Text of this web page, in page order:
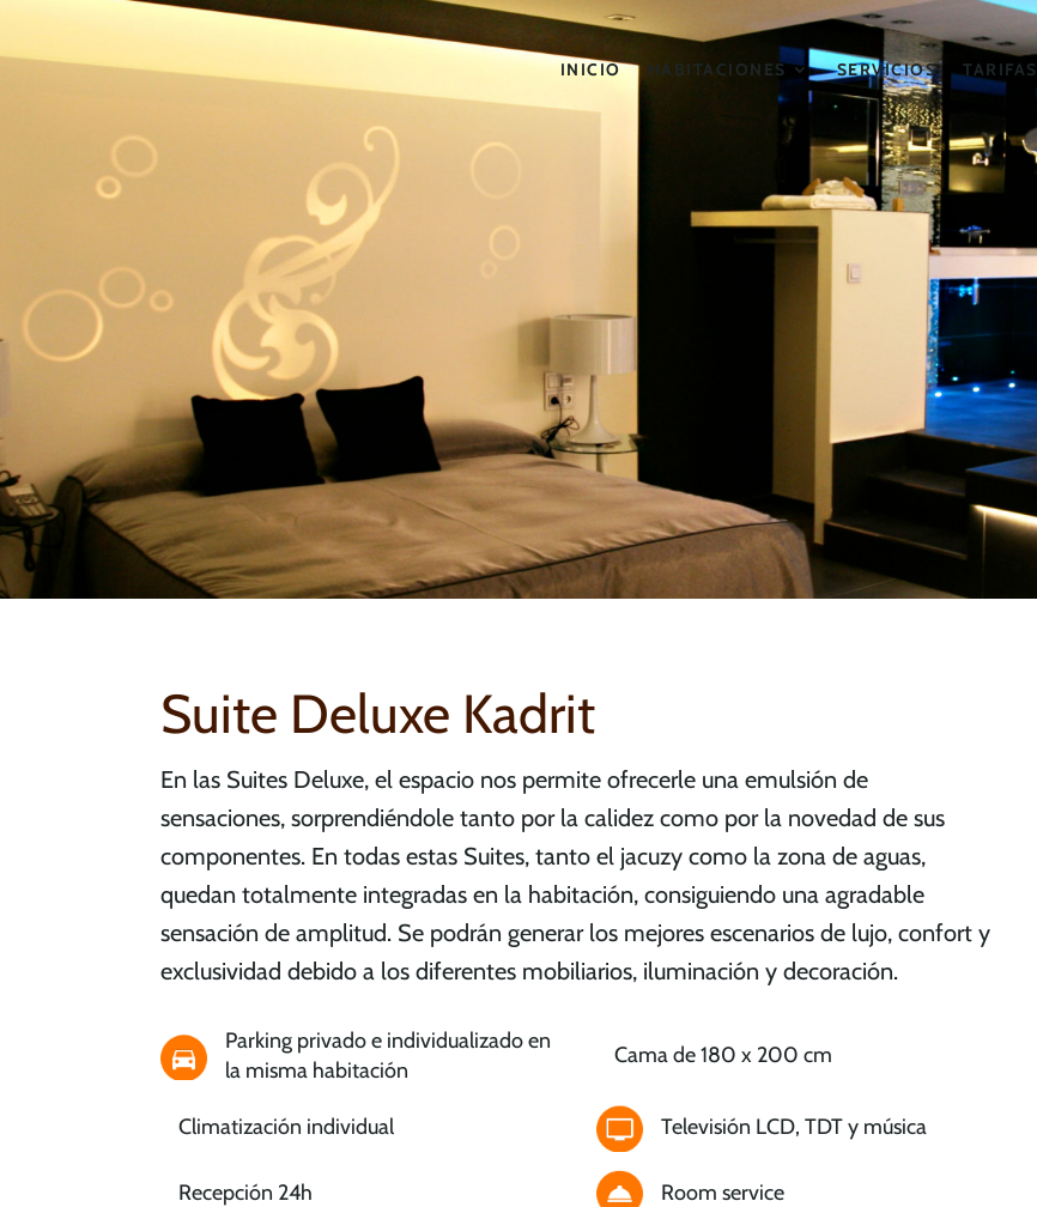
INICIO HABITACIONES SERVICIOS TARIFAS
Suite Deluxe Kadrit
En las Suites Deluxe, el espacio nos permite ofrecerle una emulsión de
sensaciones, sorprendiéndole tanto por la calidez como por la novedad de sus
componentes. En todas estas Suites, tanto el jacuzy como la zona de aguas,
quedan totalmente integradas en la habitación, consiguiendo una agradable
sensación de amplitud. Se podrán generar los mejores escenarios de lujo, confort y
exclusividad debido a los diferentes mobiliarios, iluminación y decoración.
Parking privado e individualizado en
la misma habitación
Cama de 180 x 200 cm
Climatización individual Televisión LCD, TDT y música
Recepción 24h Room service